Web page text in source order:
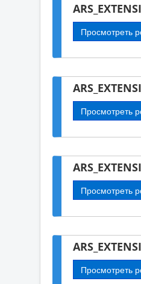
Просмотреть
Просмотреть
Просмотреть
Просмотреть